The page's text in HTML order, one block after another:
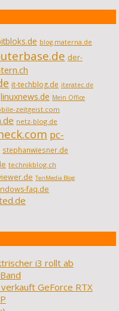
blog.materna.de
der-
it-techblog.de iteratec.de
linuxnews.de Mein Office
zeitgeist.com
netz-blog.de
pc-
stephanwiesner.de
technikblog.ch
TenMedia Blog
faq.de
i3 rollt ab
GeForce RTX